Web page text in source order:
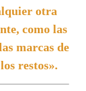
otra
como las
marcas de
restos».